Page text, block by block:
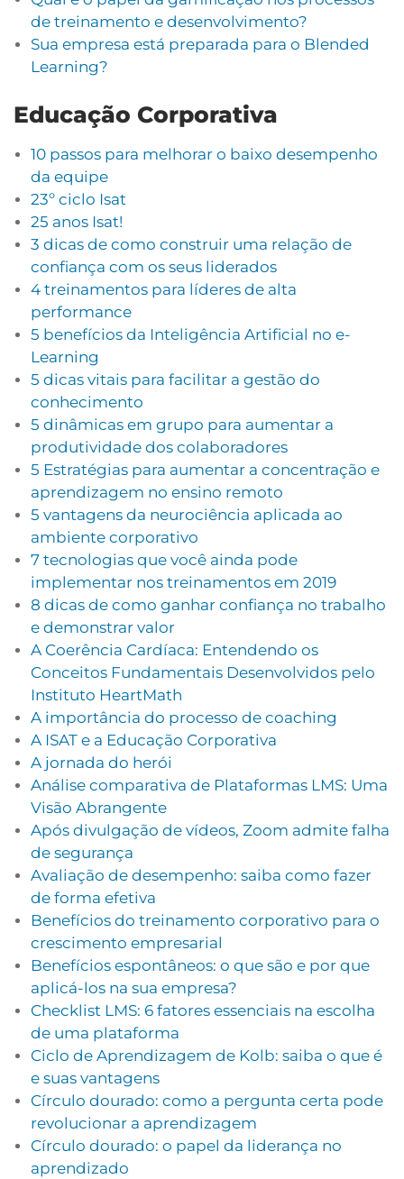
de treinamento e desenvolvimento?
Sua empresa está preparada para o Blended
Learning?
Educação Corporativa
10 passos para melhorar o baixo desempenho
da equipe
23º ciclo Isat
25 anos Isat!
3 dicas de como construir uma relação de
confiança com os seus liderados
4 treinamentos para líderes de alta
performance
5 benefícios da Inteligência Artificial no e-
Learning
5 dicas vitais para facilitar a gestão do
conhecimento
5 dinâmicas em grupo para aumentar a
produtividade dos colaboradores
5 Estratégias para aumentar a concentração e
aprendizagem no ensino remoto
5 vantagens da neurociência aplicada ao
ambiente corporativo
7 tecnologias que você ainda pode
implementar nos treinamentos em 2019
8 dicas de como ganhar confiança no trabalho
e demonstrar valor
A Coerência Cardíaca: Entendendo os
Conceitos Fundamentais Desenvolvidos pelo
Instituto HeartMath
A importância do processo de coaching
A ISAT e a Educação Corporativa
A jornada do herói
Análise comparativa de Plataformas LMS: Uma
Visão Abrangente
Após divulgação de vídeos, Zoom admite falha
de segurança
Avaliação de desempenho: saiba como fazer
de forma efetiva
Benefícios do treinamento corporativo para o
crescimento empresarial
Benefícios espontâneos: o que são e por que
aplicá-los na sua empresa?
Checklist LMS: 6 fatores essenciais na escolha
de uma plataforma
Ciclo de Aprendizagem de Kolb: saiba o que é
e suas vantagens
Círculo dourado: como a pergunta certa pode
revolucionar a aprendizagem
Círculo dourado: o papel da liderança no
aprendizado